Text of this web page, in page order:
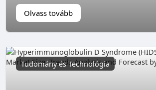
Olvass tovább
Tudomány és Technológia